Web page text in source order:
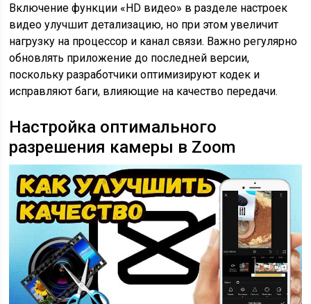
Включение функции «HD видео» в разделе настроек
видео улучшит детализацию, но при этом увеличит
нагрузку на процессор и канал связи. Важно регулярно
обновлять приложение до последней версии,
поскольку разработчики оптимизируют кодек и
исправляют баги, влияющие на качество передачи.
Настройка оптимального
разрешения камеры в Zoom